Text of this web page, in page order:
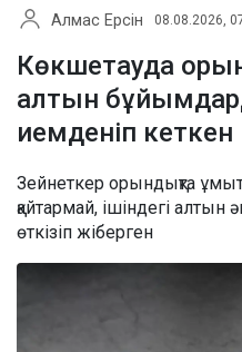
Алмас Ерсін 08.08.2026,
Көкшетауда
алтын
иемденіп кеткен
Зейнеткер орындықта ұмыт
қайтармай, ішіндегі алтын
өткізіп жіберген